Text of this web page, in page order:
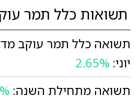
תשואות כלל תמר
תשואה כלל תמר עוקב
יוני: 2.65%
תשואה מתחילת השנה: